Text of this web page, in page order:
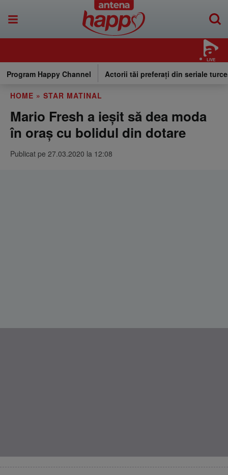
LIVE
Program Happy Channel Actorii tăi preferați din seriale
HOME » STAR MATINAL
Mario Fresh a ieșit să dea moda
în oraș cu bolidul din dotare
Publicat pe 27.03.2020 la 12:08